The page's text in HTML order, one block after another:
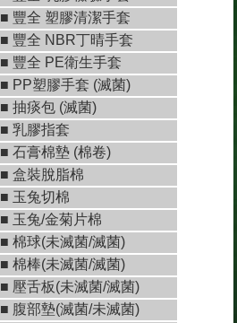
■ 豐全 塑膠清潔手套
■ 豐全 NBR丁晴手套
■ 豐全 PE衛生手套
■ PP塑膠手套 (滅菌)
■ 抽痰包 (滅菌)
■ 乳膠指套
■ 石膏棉墊 (棉卷)
■ 盒裝脫脂棉
■ 玉兔切棉
■ 玉兔/金菊片棉
■ 棉球(未滅菌/滅菌)
■ 棉棒(未滅菌/滅菌)
■ 壓舌板(未滅菌/滅菌)
■ 腹部墊(滅菌/未滅菌)